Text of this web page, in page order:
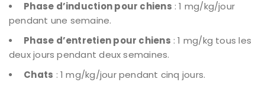
Phase d’induction pour chiens : 1 mg/kg/jour
pendant une semaine.
Phase d’entretien pour chiens : 1 mg/kg tous les
deux jours pendant deux semaines.
Chats : 1 mg/kg/jour pendant cinq jours.